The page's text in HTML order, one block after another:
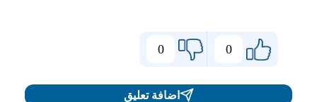
0
0
اضافة تعليق